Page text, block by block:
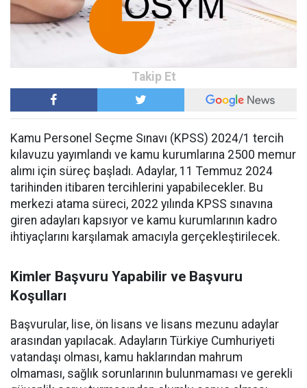
Kamu Personel Seçme Sınavı (KPSS) 2024/1 tercih
kılavuzu yayımlandı ve kamu kurumlarına 2500 memur
alımı için süreç başladı. Adaylar, 11 Temmuz 2024
tarihinden itibaren tercihlerini yapabilecekler. Bu
merkezi atama süreci, 2022 yılında KPSS sınavına
giren adayları kapsıyor ve kamu kurumlarının kadro
ihtiyaçlarını karşılamak amacıyla gerçekleştirilecek.
Kimler Başvuru Yapabilir ve Başvuru
Koşulları
Başvurular, lise, ön lisans ve lisans mezunu adaylar
arasından yapılacak. Adayların Türkiye Cumhuriyeti
vatandaşı olması, kamu haklarından mahrum
olmaması, sağlık sorunlarının bulunmaması ve gerekli